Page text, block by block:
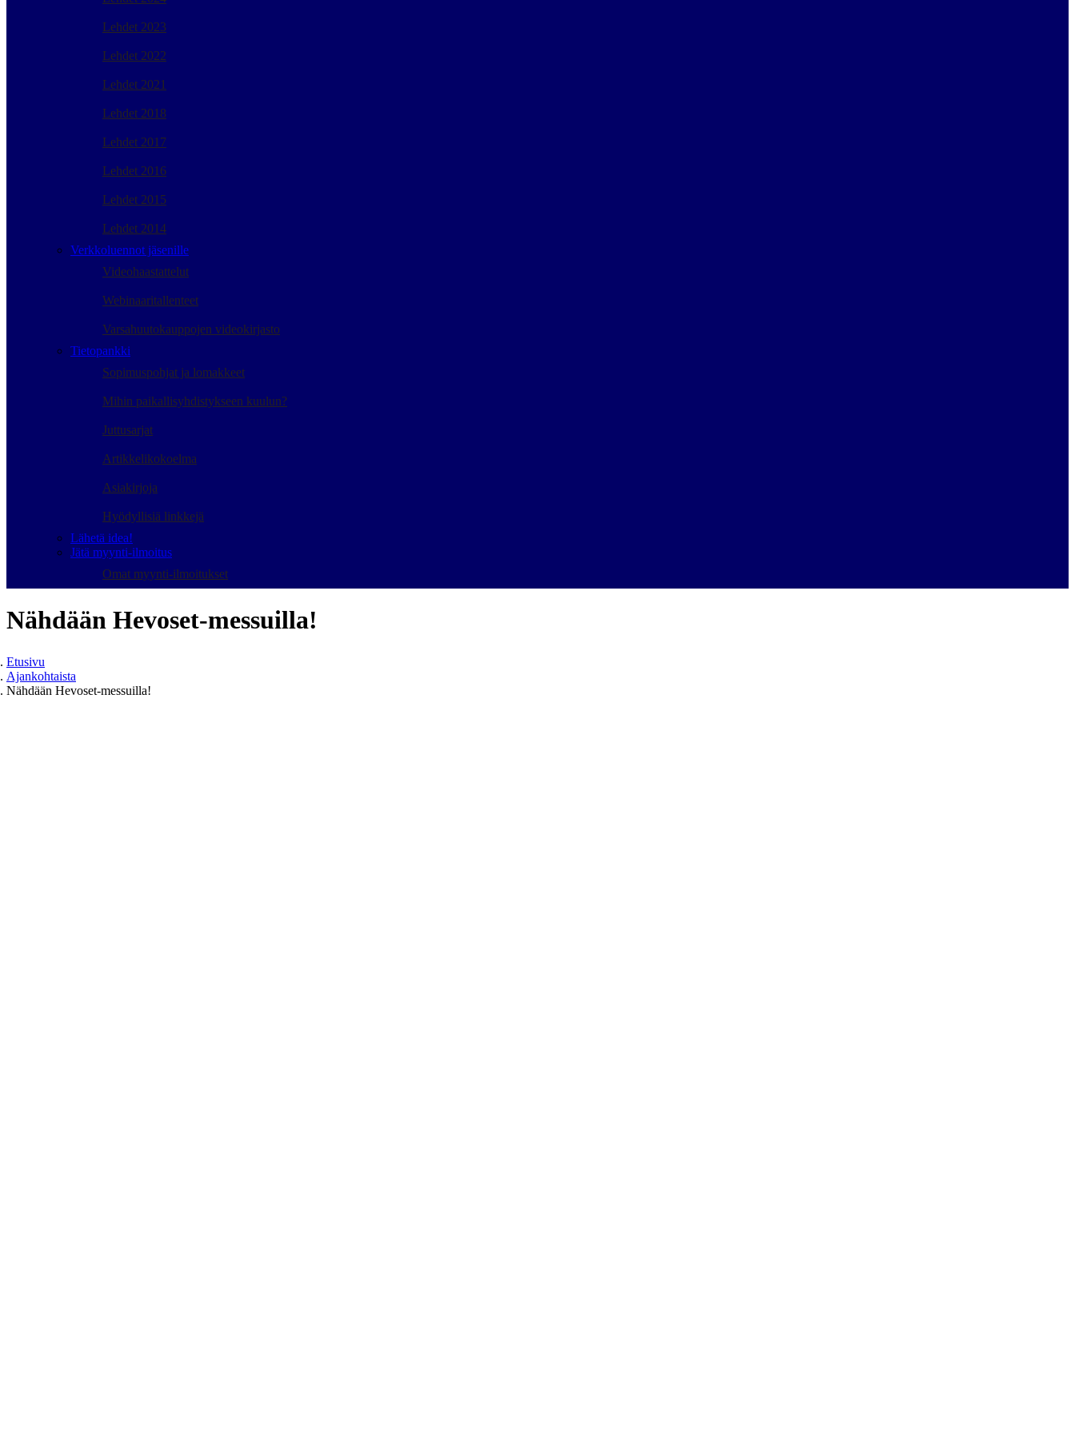
Lehdet 2023
Lehdet 2022
Lehdet 2021
Lehdet 2018
Lehdet 2017
Lehdet 2016
Lehdet 2015
Lehdet 2014
Verkkoluennot jäsenille
Videohaastattelut
Webinaaritallenteet
Varsahuutokauppojen videokirjasto
Tietopankki
Sopimuspohjat ja lomakkeet
Mihin paikallisyhdistykseen kuulun?
Juttusarjat
Artikkelikokoelma
Asiakirjoja
Hyödyllisiä linkkejä
Lähetä idea!
Jätä myynti-ilmoitus
Omat myynti-ilmoitukset
Nähdään Hevoset-messuilla!
Etusivu
Ajankohtaista
Nähdään Hevoset-messuilla!